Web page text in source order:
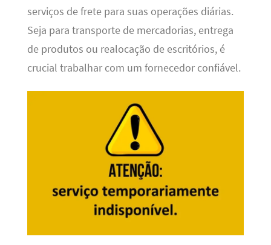
serviços de frete para suas operações diárias.
Seja para transporte de mercadorias, entrega
de produtos ou realocação de escritórios, é
crucial trabalhar com um fornecedor confiável.